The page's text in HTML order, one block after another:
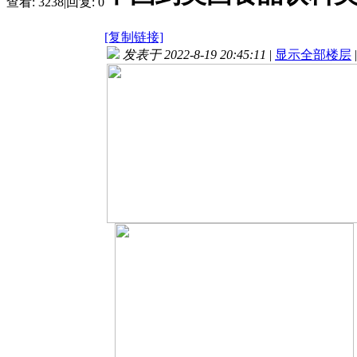
[复制链接]
发表于 2022-8-19 20:45:11 | 显示全部楼层 |